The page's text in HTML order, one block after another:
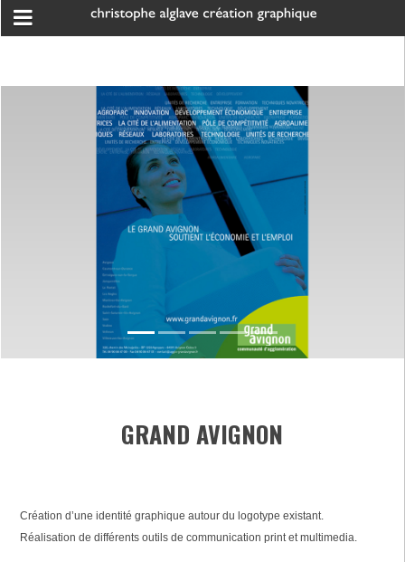
GRAND AVIGNON
Création d’une identité graphique autour du logotype existant.
Réalisation de différents outils de communication print et multimedia.